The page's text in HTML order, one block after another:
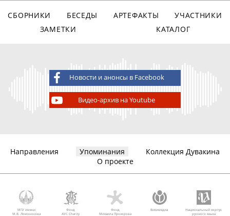
СБОРНИКИ БЕСЕДЫ АРТЕФАКТЫ
УЧАСТНИКИ
ЗАМЕТКИ
КАТАЛОГ
Новости и анонсы в Facebook
Видео-архив на Youtube
Направления Упоминания
Коллекция Дувакина
О проекте
МГУ имени
М.В. Ломоносова
Фонд
AVC Charity
Фонд
Михаила Прохорова
Викимедиа
Национальный корпус
русского языка